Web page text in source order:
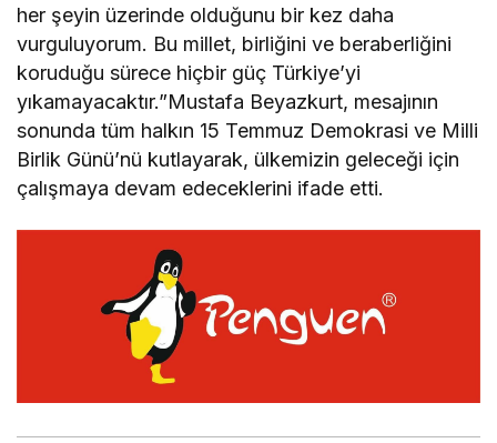
her şeyin üzerinde olduğunu bir kez daha
vurguluyorum. Bu millet, birliğini ve beraberliğini
koruduğu sürece hiçbir güç Türkiye’yi
yıkamayacaktır.”Mustafa Beyazkurt, mesajının
sonunda tüm halkın 15 Temmuz Demokrasi ve Milli
Birlik Günü’nü kutlayarak, ülkemizin geleceği için
çalışmaya devam edeceklerini ifade etti.